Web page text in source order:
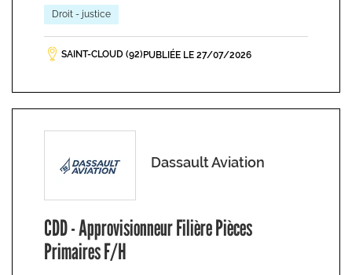
Droit - justice
SAINT-CLOUD (92) PUBLIÉE LE 27/07/2026
Dassault Aviation
CDD - Approvisionneur Filière Pièces
Primaires F/H